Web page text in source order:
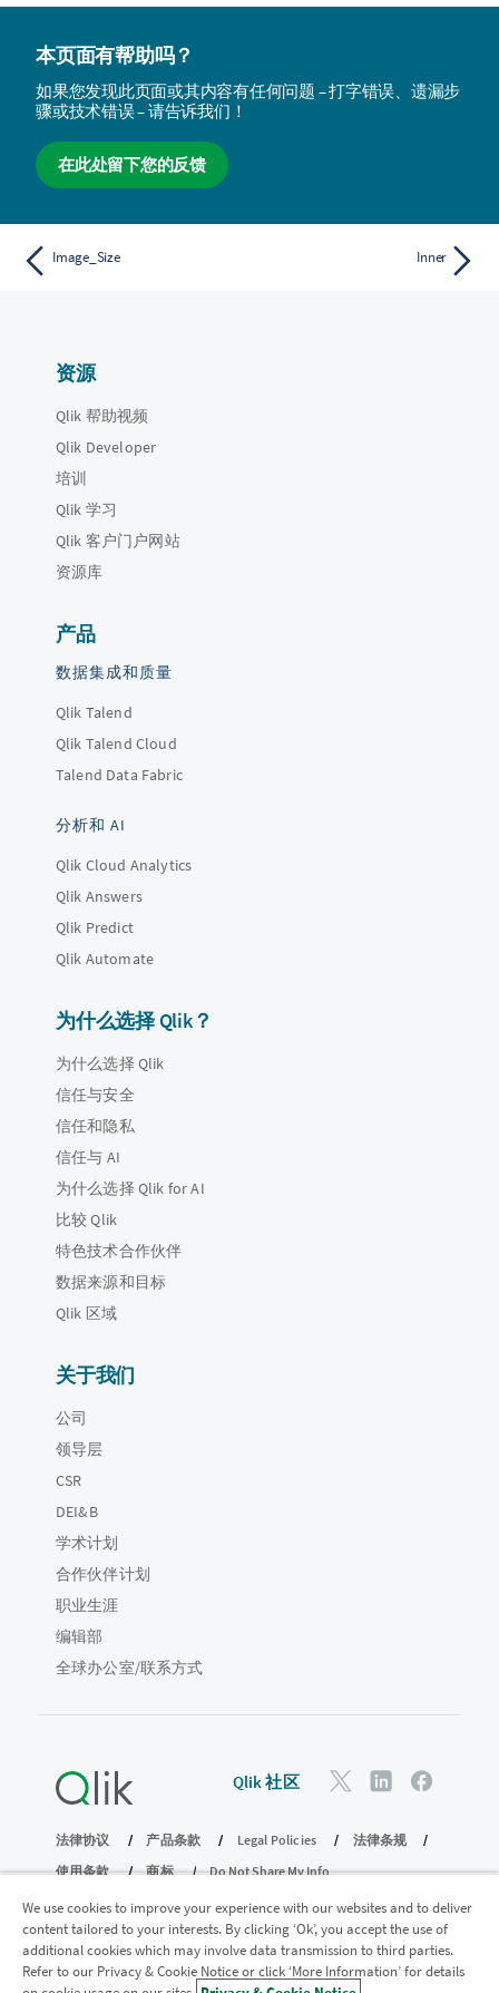
本页面有帮助吗？
如果您发现此页面或其内容有任何问题 – 打字错误、遗漏步
骤或技术错误 – 请告诉我们！
在此处留下您的反馈
Image_Size Inner
资源
Qlik 帮助视频
Qlik Developer
培训
Qlik 学习
Qlik 客户门户网站
资源库
产品
数据集成和质量
Qlik Talend
Qlik Talend Cloud
Talend Data Fabric
分析和 AI
Qlik Cloud Analytics
Qlik Answers
Qlik Predict
Qlik Automate
为什么选择 Qlik？
为什么选择 Qlik
信任与安全
信任和隐私
信任与 AI
为什么选择 Qlik for AI
比较 Qlik
特色技术合作伙伴
数据来源和目标
Qlik 区域
关于我们
公司
领导层
CSR
DEI&B
学术计划
合作伙伴计划
职业生涯
编辑部
全球办公室/联系方式
Qlik 社区
法律协议 产品条款 Legal Policies
法律条规
使用条款
商标
Do Not Share My Info
版权所有 © 1993-2026 QlikTech International AB。保留所有权利。
加入分析现代化计划
We use cookies to improve your experience with our websites and to deliver
content tailored to your interests. By clicking ‘Ok’, you accept the use of
additional cookies which may involve data transmission to third parties.
Refer to our Privacy & Cookie Notice or click ‘More Information’ for details